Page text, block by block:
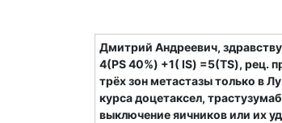
Дмитрий Андреевич,
4(PS 40%) +1( IS) =5(TS), рец.
трёх зон метастазы только в
курса доцетаксел,
выключение яичников или их